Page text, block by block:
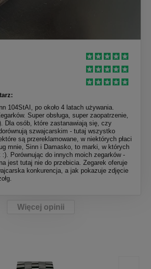
104StAI, po około 4 latach używania.
Super obsługa, super zaopatrzenie,
Dla osób, które zastanawiają się, czy
szwajcarskim - tutaj wszystko
są przereklamowane, w niektórych płaci
mnie, Sinn i Damasko, to marki, w których
:). Porównując do innych moich zegarków -
jest tutaj nie do przebicia. Zegarek oferuje
konkurencja, a jak pokazuje zdjęcie
Więcej opinii